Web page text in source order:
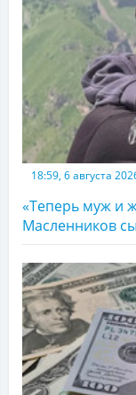
18:59, 6 августа
«Теперь муж и
Масленников